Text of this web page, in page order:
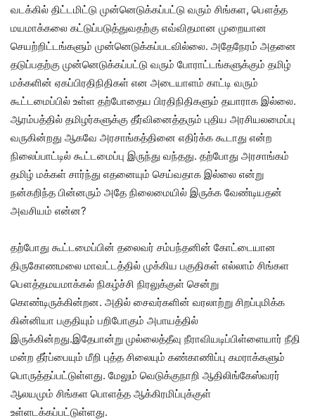
வடக்கில் திட்டமிட்டு முன்னெடுக்கப்பட்டு வரும் சிங்கள, பௌத்த
மயமாக்கலை கட்டுப்படுத்துவதற்கு எவ்விதமான முறையான
செயற்றிட்டங்களும் முன்னெடுக்கப்படவில்லை. அதேநேரம் அதனை
தடுப்பதற்கு முன்னெடுக்கப்பட்டு வரும் போராட்டங்களுக்கும் தமிழ்
மக்களின் ஏகப்பிரதிநிதிகள் என அடையாளம் காட்டி வரும்
கூட்டமைப்பில் உள்ள தற்போதைய பிரதிநிதிகளும் தயாராக இல்லை.
ஆரம்பத்தில் தமிழர்களுக்கு தீர்வினைத்தரும் புதிய அரசியலமைப்பு
வருகின்றது ஆகவே அரசாங்கத்தினை எதிர்க்க கூடாது என்ற
நிலைப்பாட்டில் கூட்டமைப்பு இருந்து வந்தது. தற்போது அரசாங்கம்
தமிழ் மக்கள் சார்ந்து எதனையும் செய்வதாக இல்லை என்று
நன்கறிந்த பின்னரும் அதே நிலைமையில் இருக்க வேண்டியதன்
அவசியம் என்ன?
தற்போது கூட்டமைப்பின் தலைவர் சம்பந்தனின் கோட்டையான
திருகோணமலை மாவட்டத்தில் முக்கிய பகுதிகள் எல்லாம் சிங்கள
பௌத்தமயமாக்கல் நிகழ்ச்சி நிரலுக்குள் சென்று
கொண்டிருக்கின்றன. அதில் சைவர்களின் வரலாற்று சிறப்புமிக்க
கின்னியா பகுதியும் பறிபோகும் அபாயத்தில்
இருக்கின்றது.இதேபான்று முல்லைத்தீவு நீராவியடிப்பிள்ளையார் நீதி
மன்ற தீர்ப்பையும் மீறி புத்த சிலையும் கண்காணிப்பு கமராக்களும்
பொருத்தப்பட்டுள்ளது. மேலும் வெடுக்குநாறி ஆதிலிங்கேஸ்வரர்
ஆலயமும் சிங்கள பொளத்த ஆக்கிரமிப்புக்குள்
உள்ளடக்கப்பட்டுள்ளது.